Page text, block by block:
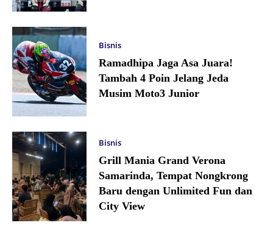
Bisnis
Ramadhipa Jaga Asa Juara!
Tambah 4 Poin Jelang Jeda
Musim Moto3 Junior
Bisnis
Grill Mania Grand Verona
Samarinda, Tempat Nongkrong
Baru dengan Unlimited Fun dan
City View